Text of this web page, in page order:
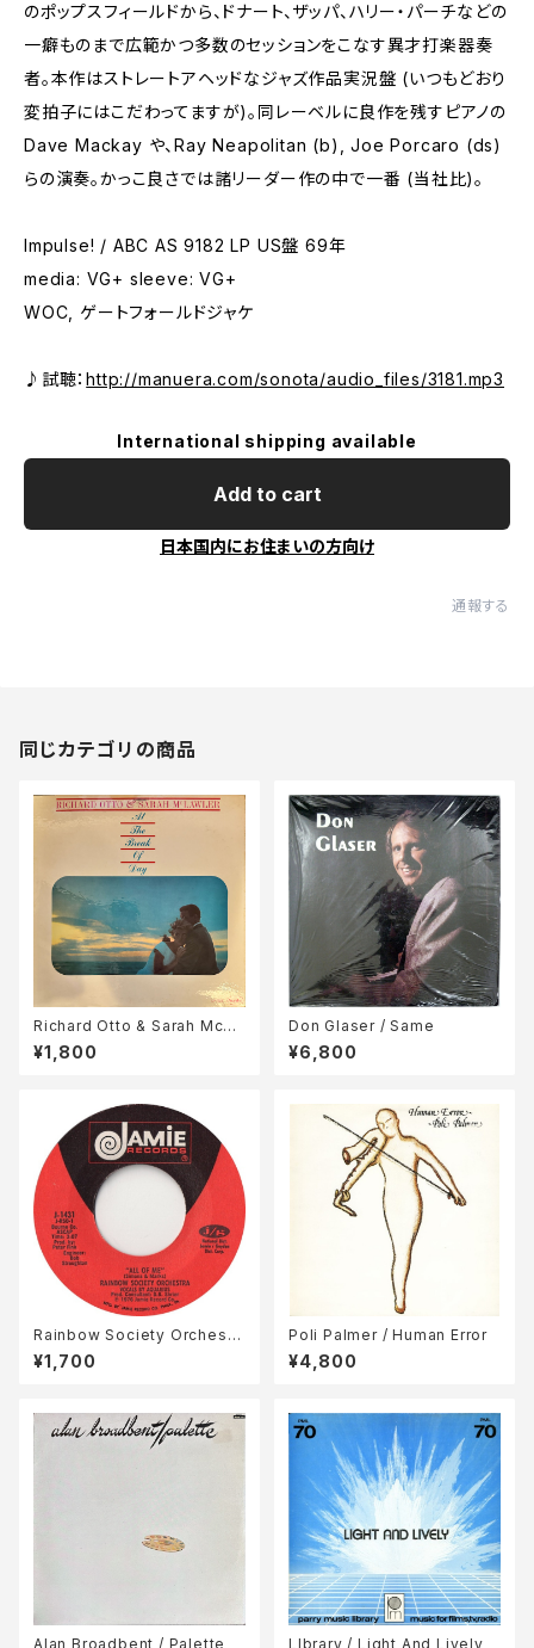
のポップスフィールドから、ドナート、ザッパ、ハリー・パーチなどの
一癖ものまで広範かつ多数のセッションをこなす異才打楽器奏
者。本作はストレートアヘッドなジャズ作品実況盤 (いつもどおり
変拍子にはこだわってますが)。同レーベルに良作を残すピアノの
Dave Mackay や、Ray Neapolitan (b), Joe Porcaro (ds)
らの演奏。かっこ良さでは諸リーダー作の中で一番 (当社比)。
Impulse! / ABC AS 9182 LP US盤 69年
media: VG+ sleeve: VG+
WOC, ゲートフォールドジャケ
♪試聴：http://manuera.com/sonota/audio_files/3181.mp3
International shipping available
Add to cart
日本国内にお住まいの方向け
通報する
同じカテゴリの商品
Richard Otto & Sarah McLa
wler / At The Break Of Day
¥1,800
Don Glaser / Same
¥6,800
Rainbow Society Orchestr
a / All Of Me
¥1,700
Poli Palmer / Human Error
¥4,800
Alan Broadbent / Palette LIbrary / Light And Lively